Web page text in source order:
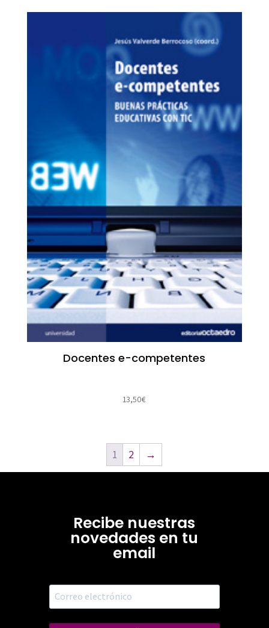
Docentes e-competentes
13,50€
1 2 →
Recibe nuestras
novedades en tu
email